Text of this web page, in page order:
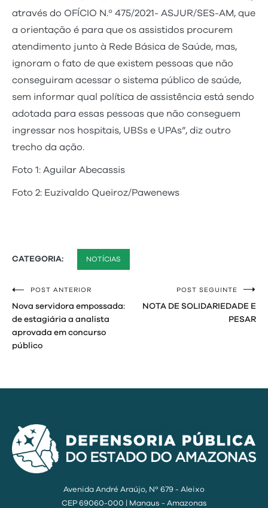
através do OFÍCIO N.º 475/2021- ASJUR/SES-AM, que
a orientação é para que os assistidos procurem
atendimento junto à Rede Básica de Saúde, mas,
ignoram o fato de que existem pessoas que não
conseguiram acessar o sistema público de saúde,
sem informar qual política de assistência está sendo
adotada para essas pessoas que não conseguem
ingressar nos hospitais, UBSs e UPAs”, diz outro
trecho da ação.
Foto 1: Aguilar Abecassis
Foto 2: Euzivaldo Queiroz/Pawenews
CATEGORIA: NOTÍCIAS
Navegação
de
Post
POST ANTERIOR
Nova servidora empossada:
de estagiária a analista
aprovada em concurso
público
POST SEGUINTE
NOTA DE SOLIDARIEDADE E
PESAR
Avenida André Araújo, Nº 679 - Aleixo
CEP 69060-000 | Manaus - Amazonas